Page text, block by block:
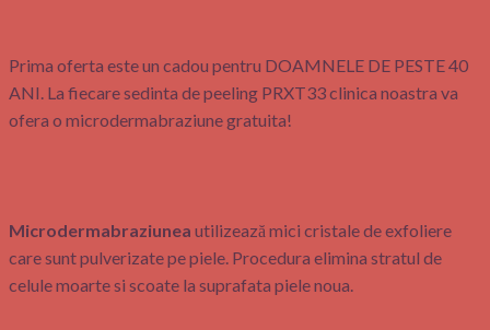
Prima oferta este un cadou pentru DOAMNELE DE PESTE 40
ANI. La fiecare sedinta de peeling PRXT33 clinica noastra va
ofera o microdermabraziune gratuita!
Microdermabraziunea utilizează mici cristale de exfoliere
care sunt pulverizate pe piele. Procedura elimina stratul de
celule moarte si scoate la suprafata piele noua.